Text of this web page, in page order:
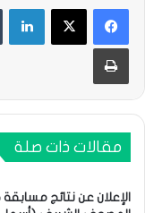
طباعة
مقالات ذات صلة
الإعلان عن نتائج